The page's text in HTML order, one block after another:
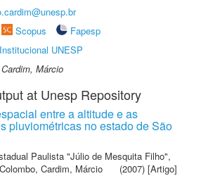
Scopus
Fapesp
UNESP
Cardim, Márcio
at Unesp Repository
entre a altitude e as
pluviométricas no estado de São
Paulista "Júlio de Mesquita Filho",
, Cardim, Márcio (2007) [Artigo]